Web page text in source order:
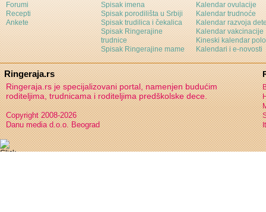
Forumi
Recepti
Ankete
Spisak imena
Spisak porodilišta u Srbiji
Spisak trudilica i čekalica
Spisak Ringerajine
trudnice
Spisak Ringerajine mame
Kalendar ovulacije
Kalendar trudnoće
Kalendar razvoja
Kalendar vakcinacije
Kineski kalendar
Kalendari i e-novosti
Ringeraja.rs
Ringeraja.rs je specijalizovani portal, namenjen budućim
roditeljima, trudnicama i roditeljima predškolske dece.
Copyright 2008-2026
Danu media d.o.o. Beograd